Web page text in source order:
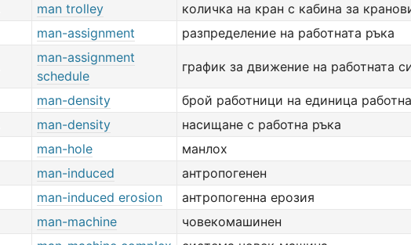
man trolley
количка на кран с кабина за
man-assignment разпределение на работната ръка
man-assignment
schedule
график за движение на работната
man-density
брой работници на единица
man-density
насищане с работна ръка
man-hole
манлох
man-induced
антропогенен
man-induced erosion
антропогенна ерозия
man-machine
човекомашинен